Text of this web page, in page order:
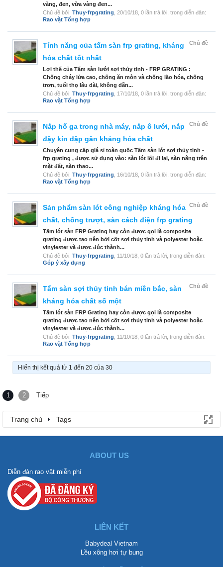
vàng, đen, vừa vàng đen...
Chủ đề bởi: Thuy-frpgrating 20/10/18 , 0 lần trả lời, trong diễn đàn:
Rao vặt Tổng hợp
Chủ đề
Tính năng của tấm sàn frp grating, kháng
hóa chất tốt nhất
Lợi thế của Tấm sàn lưới sợi thủy tinh - FRP GRATING :
Chống cháy lửa cao, chống ăn mòn và chống lão hóa, chống
trơn, tuổi thọ lâu dài, không dẫn...
Chủ đề bởi: Thuy-frpgrating 17/10/18 , 0 lần trả lời, trong diễn đàn:
Rao vặt Tổng hợp
Chủ đề
Nắp hố ga trong nhà máy, nắp ô lưới, nắp
đậy kín dập gân kháng hóa chất
Chuyên cung cấp giá sỉ toàn quốc Tấm sàn lót sợi thủy tinh -
frp grating , được sử dụng vào: sàn lót lối đi lại, sàn nâng trên
mặt đất, sàn thao...
Chủ đề bởi: Thuy-frpgrating 16/10/18 , 0 lần trả lời, trong diễn đàn:
Rao vặt Tổng hợp
Chủ đề
Sản phẩm sàn lót công nghiệp kháng hóa
chất, chống trượt, sàn cách điện frp grating
Tấm lót sàn FRP Grating hay còn được gọi là composite
grating được tạo nên bởi cốt sợi thủy tinh và polyester hoặc
vinylester và được đúc thành...
Chủ đề bởi: Thuy-frpgrating 11/10/18 , 0 lần trả lời, trong diễn đàn:
Góp ý xây dựng
Chủ đề
Tấm sàn sợi thủy tinh bán miền bắc, sàn
kháng hóa chất số một
Tấm lót sàn FRP Grating hay còn được gọi là composite
grating được tạo nên bởi cốt sợi thủy tinh và polyester hoặc
vinylester và được đúc thành...
Chủ đề bởi: Thuy-frpgrating 11/10/18 , 0 lần trả lời, trong diễn đàn:
Rao vặt Tổng hợp
Hiển thị kết quả từ 1 đến 20 của 30
1 2 Tiếp
Trang chủ Tags
ABOUT US
Diễn đàn rao vặt miễn phí
LIÊN KẾT
Babydeal Vietnam
Lều xông hơi tự bung